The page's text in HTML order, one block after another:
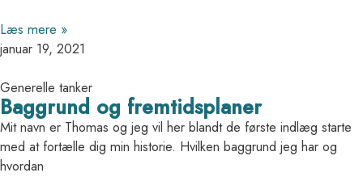
Læs mere »
januar 19, 2021
Generelle tanker
Baggrund og fremtidsplaner
Mit navn er Thomas og jeg vil her blandt de første indlæg starte
med at fortælle dig min historie. Hvilken baggrund jeg har og
hvordan